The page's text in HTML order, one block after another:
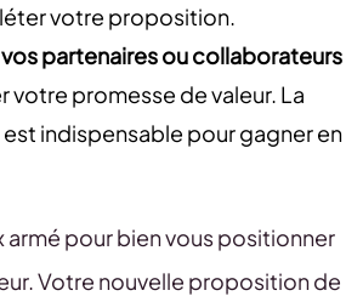
votre proposition.
partenaires ou collaborateurs
votre promesse de valeur. La
indispensable pour gagner en
armé pour bien vous positionner
Votre nouvelle proposition de